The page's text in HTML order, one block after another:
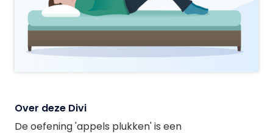
Over deze Divi
De oefening 'appels plukken' is een